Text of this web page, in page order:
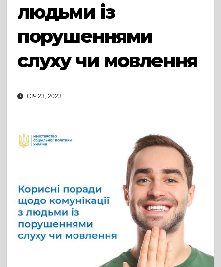
людьми із
порушеннями
слуху чи мовлення
СІЧ 23, 2023